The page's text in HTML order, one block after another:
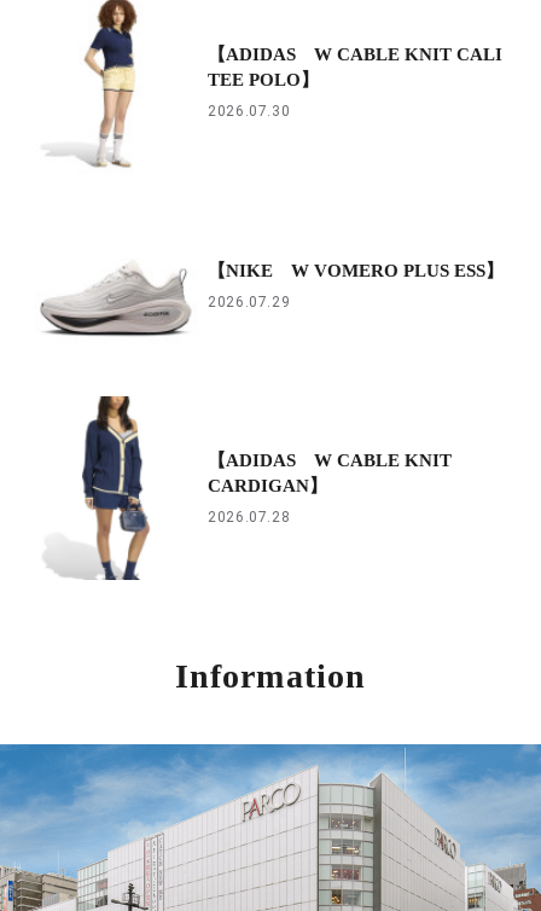
【ADIDAS W CABLE KNIT CALI
TEE POLO】
2026.07.30
【NIKE W VOMERO PLUS ESS】
2026.07.29
【ADIDAS W CABLE KNIT
CARDIGAN】
2026.07.28
Information